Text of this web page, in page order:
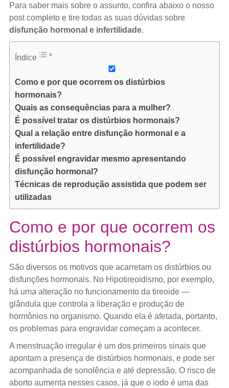
Para saber mais sobre o assunto, confira abaixo o nosso
post completo e tire todas as suas dúvidas sobre
disfunção hormonal e infertilidade.
Índice
Como e por que ocorrem os distúrbios
hormonais?
Quais as consequências para a mulher?
É possível tratar os distúrbios hormonais?
Qual a relação entre disfunção hormonal e a
infertilidade?
É possível engravidar mesmo apresentando
disfunção hormonal?
Técnicas de reprodução assistida que podem ser
utilizadas
Como e por que ocorrem os
distúrbios hormonais?
São diversos os motivos que acarretam os distúrbios ou
disfunções hormonais. No Hipotireoidismo, por exemplo,
há uma alteração no funcionamento da tireoide —
glândula que controla a liberação e produção de
hormônios no organismo. Quando ela é afetada, portanto,
os problemas para engravidar começam a acontecer.
A menstruação irregular é um dos primeiros sinais que
apontam a presença de distúrbios hormonais, e pode ser
acompanhada de sonolência e até depressão. O risco de
aborto aumenta nesses casos, já que o iodo é uma das